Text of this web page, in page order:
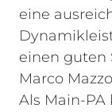
eine
einen guten
Marco
Als Main-